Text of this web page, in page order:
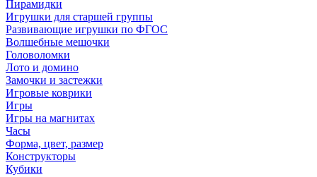
Пирамидки
Игрушки для старшей группы
Развивающие игрушки по ФГОС
Волшебные мешочки
Головоломки
Лото и домино
Замочки и застежки
Игровые коврики
Игры
Игры на магнитах
Часы
Форма, цвет, размер
Конструкторы
Кубики